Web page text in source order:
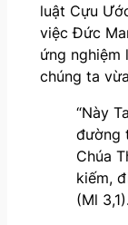
luật Cựu
việc Đức
ứng nghiệm
chúng ta
“Này
đường
Chúa
kiếm,
(Ml 3,1).